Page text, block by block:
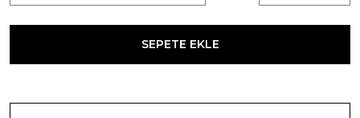
SEPETE EKLE